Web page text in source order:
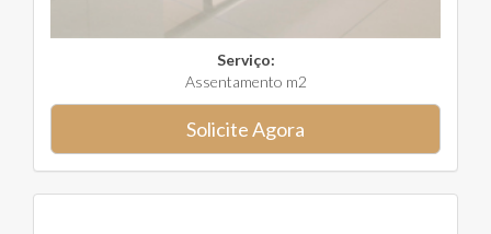
Serviço:
Assentamento m2
Solicite Agora